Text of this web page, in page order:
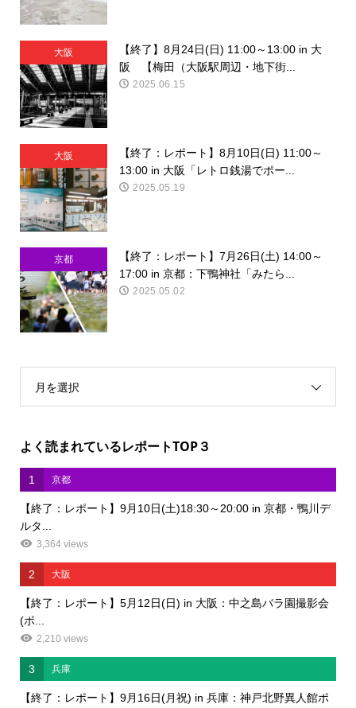
大阪
【終了】8月24日(日) 11:00～13:00 in 大
阪 【梅田（大阪駅周辺・地下街...
2025.06.15
大阪
【終了：レポート】8月10日(日) 11:00～
13:00 in 大阪「レトロ銭湯でポー...
2025.05.19
京都
【終了：レポート】7月26日(土) 14:00～
17:00 in 京都：下鴨神社「みたら...
2025.05.02
月を選択
よく読まれているレポートTOP３
1 京都
【終了：レポート】9月10日(土)18:30～20:00 in 京都・鴨川デ
ルタ...
3,364 views
2 大阪
【終了：レポート】5月12日(日) in 大阪：中之島バラ園撮影会
(ポ...
2,210 views
3 兵庫
【終了：レポート】9月16日(月祝) in 兵庫：神戸北野異人館ポ